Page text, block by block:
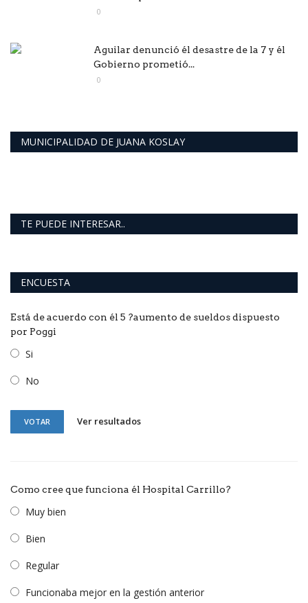
0
Aguilar denunció él desastre de la 7 y él
Gobierno prometió...
0
MUNICIPALIDAD DE JUANA KOSLAY
TE PUEDE INTERESAR..
ENCUESTA
Está de acuerdo con él 5 ?aumento de sueldos dispuesto
por Poggi
Si
No
VOTAR Ver resultados
Como cree que funciona él Hospital Carrillo?
Muy bien
Bien
Regular
Funcionaba mejor en la gestión anterior